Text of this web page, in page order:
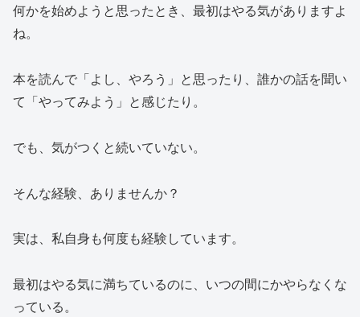
何かを始めようと思ったとき、最初はやる気がありますよ
ね。
本を読んで「よし、やろう」と思ったり、誰かの話を聞い
て「やってみよう」と感じたり。
でも、気がつくと続いていない。
そんな経験、ありませんか？
実は、私自身も何度も経験しています。
最初はやる気に満ちているのに、いつの間にかやらなくな
っている。